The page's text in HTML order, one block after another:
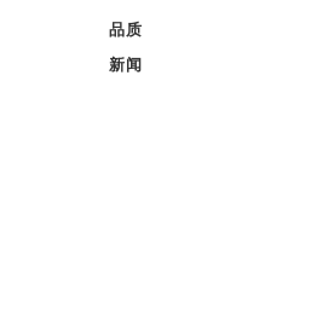
FOOTER
品质
新闻